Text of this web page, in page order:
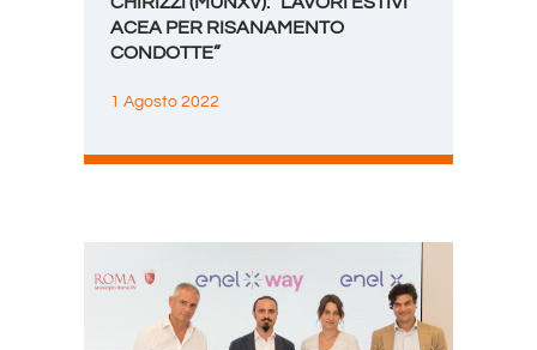
ACEA PER RISANAMENTO
CONDOTTE”
1 Agosto 2022